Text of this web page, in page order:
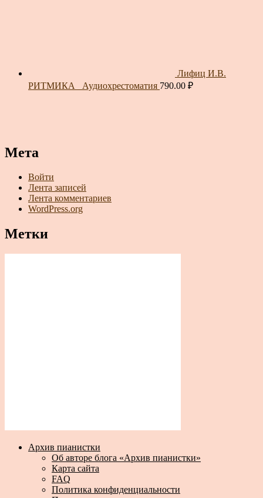
Лифиц И.В.
РИТМИКА_ Аудиохрестоматия 790.00 ₽
Мета
Войти
Лента записей
Лента комментариев
WordPress.org
Метки
Архив пианистки
Об авторе блога «Архив пианистки»
Карта сайта
FAQ
Политика конфиденциальности